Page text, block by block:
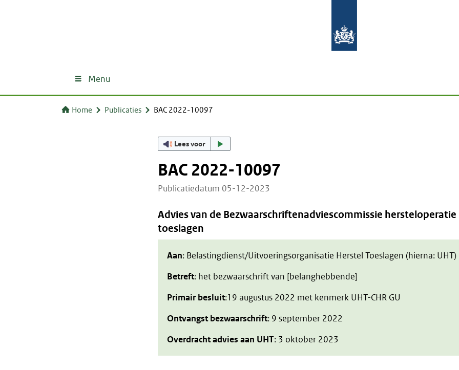
Menu
Home Publicaties BAC 2022-10097
Lees voor
BAC 2022-10097
Publicatiedatum 05-12-2023
Advies van de Bezwaarschriftenadviescommissie hersteloperatie
toeslagen
Aan: Belastingdienst/Uitvoeringsorganisatie Herstel Toeslagen (hierna: UHT)
Betreft: het bezwaarschrift van [belanghebbende]
Primair besluit:19 augustus 2022 met kenmerk UHT-CHR GU
Ontvangst bezwaarschrift: 9 september 2022
Overdracht advies aan UHT: 3 oktober 2023